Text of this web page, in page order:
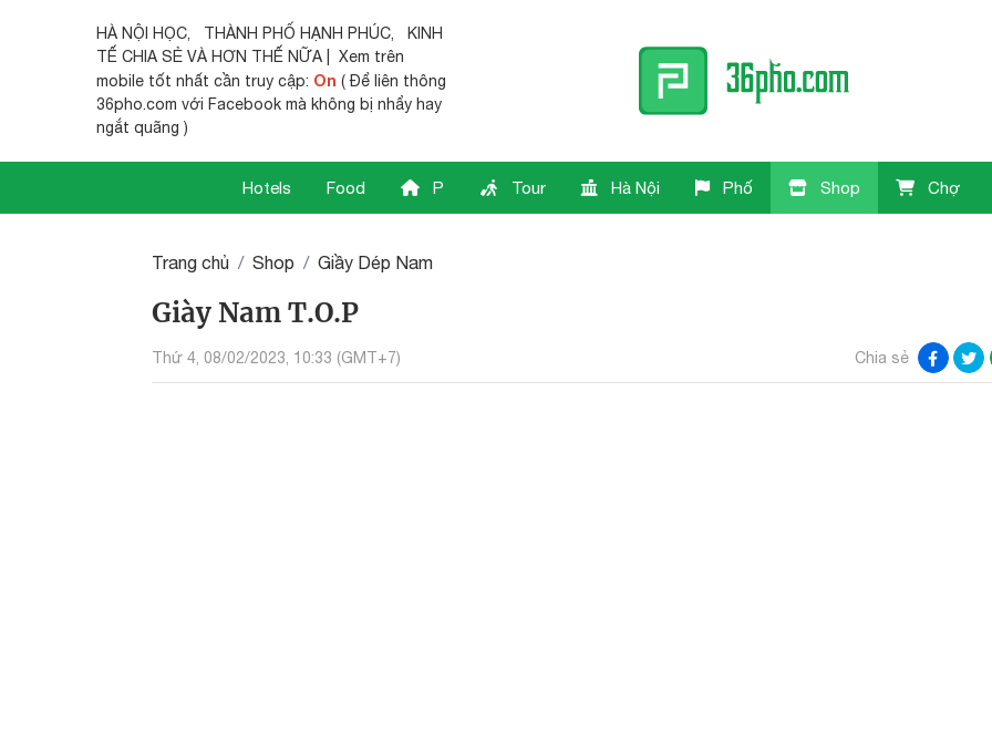
HÀ NỘI HỌC, THÀNH PHỐ HẠNH PHÚC,
KINH
TẾ CHIA SẺ VÀ HƠN THẾ NỮA | Xem trên
mobile tốt nhất cần truy cập: On ( Để liên thông
36pho.com với Facebook mà không bị nhẩy hay
ngắt quãng )
Hotels Food P Tour Hà Nội Phố Shop Chợ
Trang chủ Shop Giầy Dép Nam
Giày Nam T.O.P
Thứ 4, 08/02/2023, 10:33 (GMT+7) Chia sẻ